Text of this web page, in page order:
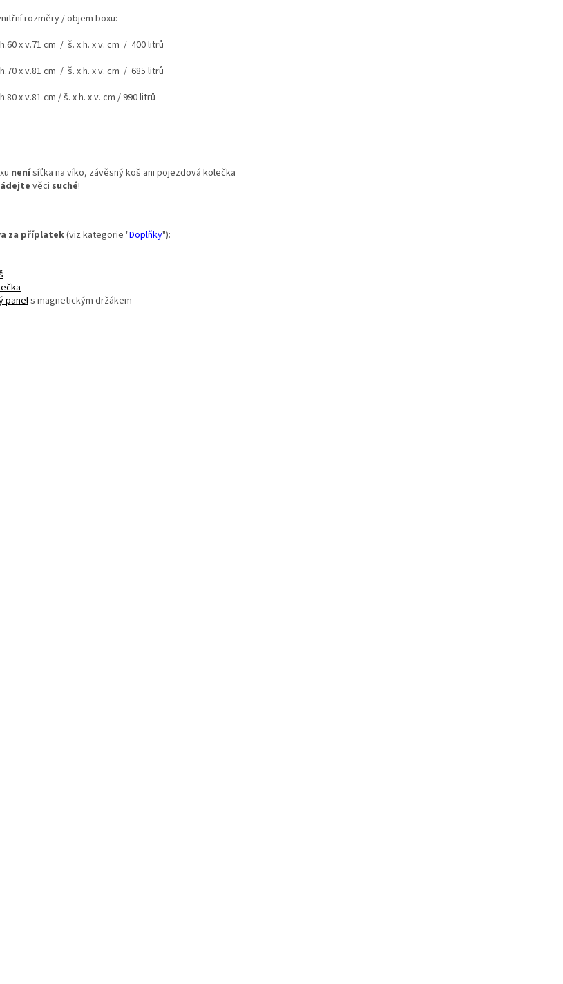
rozměry / objem boxu:
x v.71 cm / š. x h. x v. cm / 400 litrů
x v.81 cm / š. x h. x v. cm / 685 litrů
x v.81 cm / š. x h. x v. cm / 990 litrů
nenísíťka na víko, závěsný koš ani pojezdová kolečka
věci suché!
za příplatek(viz kategorie "Doplňky"):
panels magnetickým držákem